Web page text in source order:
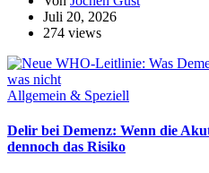
Juli 20, 2026
274 views
Allgemein & Speziell
Delir bei Demenz: Wenn die
dennoch das Risiko